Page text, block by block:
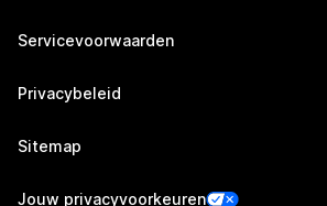
Servicevoorwaarden
Privacybeleid
Sitemap
Jouw privacyvoorkeuren